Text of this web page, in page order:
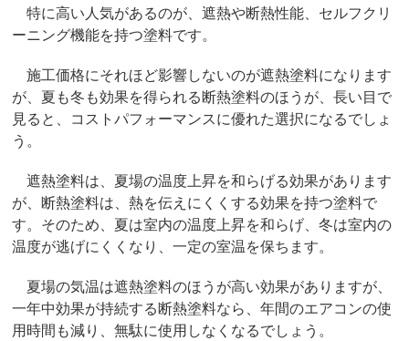
特に高い人気があるのが、遮熱や断熱性能、セルフクリ
ーニング機能を持つ塗料です。
施工価格にそれほど影響しないのが遮熱塗料になります
が、夏も冬も効果を得られる断熱塗料のほうが、長い目で
見ると、コストパフォーマンスに優れた選択になるでしょ
う。
遮熱塗料は、夏場の温度上昇を和らげる効果があります
が、断熱塗料は、熱を伝えにくくする効果を持つ塗料で
す。そのため、夏は室内の温度上昇を和らげ、冬は室内の
温度が逃げにくくなり、一定の室温を保ちます。
夏場の気温は遮熱塗料のほうが高い効果がありますが、
一年中効果が持続する断熱塗料なら、年間のエアコンの使
用時間も減り、無駄に使用しなくなるでしょう。